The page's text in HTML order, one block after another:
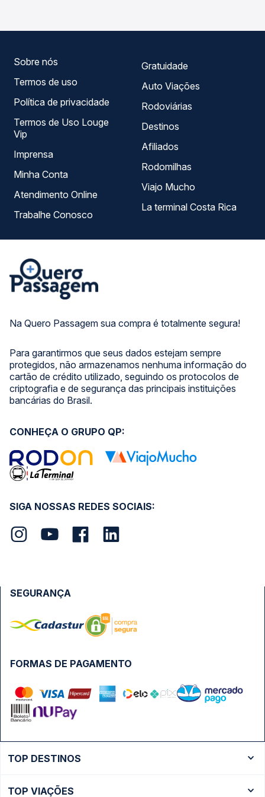
Na Quero Passagem sua compra é totalmente segura!
Para garantirmos que seus dados estejam sempre
protegidos, não armazenamos nenhuma informação do
cartão de crédito utilizado, seguindo os protocolos de
criptografia e de segurança das principais instituições
bancárias do Brasil.
Sobre nós
Termos de uso
Política de privacidade
Termos de Uso Louge
Vip
Imprensa
Minha Conta
Atendimento Online
Trabalhe Conosco
Gratuidade
Auto Viações
Rodoviárias
Destinos
Afiliados
Rodomilhas
Viajo Mucho
La terminal Costa Rica
SIGA NOSSAS REDES SOCIAIS:
CONHEÇA O GRUPO QP:
FORMAS DE PAGAMENTO
SEGURANÇA
TOP DESTINOS
TOP VIAÇÕES